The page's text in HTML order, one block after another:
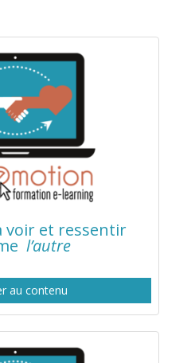
voir et ressentir
l’autre
au contenu